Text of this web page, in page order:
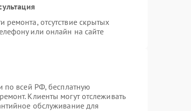
ремонта, отсутствие скрытых
или онлайн на сайте
по всей РФ, бесплатную
Клиенты могут отслеживать
обслуживание для